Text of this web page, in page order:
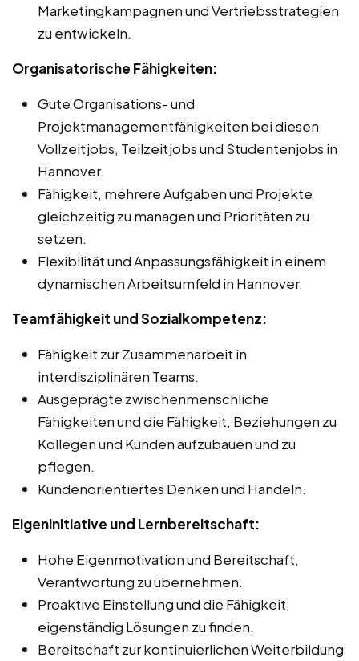
Marketingkampagnen und Vertriebsstrategien
zu entwickeln.
Organisatorische Fähigkeiten:
Gute Organisations- und
Projektmanagementfähigkeiten bei diesen
Vollzeitjobs, Teilzeitjobs und Studentenjobs in
Hannover.
Fähigkeit, mehrere Aufgaben und Projekte
gleichzeitig zu managen und Prioritäten zu
setzen.
Flexibilität und Anpassungsfähigkeit in einem
dynamischen Arbeitsumfeld in Hannover.
Teamfähigkeit und Sozialkompetenz:
Fähigkeit zur Zusammenarbeit in
interdisziplinären Teams.
Ausgeprägte zwischenmenschliche
Fähigkeiten und die Fähigkeit, Beziehungen zu
Kollegen und Kunden aufzubauen und zu
pflegen.
Kundenorientiertes Denken und Handeln.
Eigeninitiative und Lernbereitschaft:
Hohe Eigenmotivation und Bereitschaft,
Verantwortung zu übernehmen.
Proaktive Einstellung und die Fähigkeit,
eigenständig Lösungen zu finden.
Bereitschaft zur kontinuierlichen Weiterbildung